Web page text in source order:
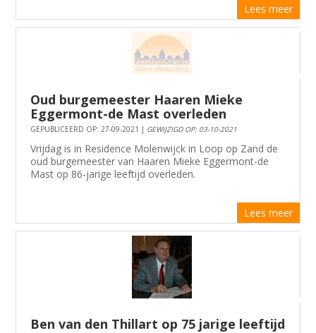
Lees meer
Oud burgemeester Haaren Mieke
Eggermont-de Mast overleden
GEPUBLICEERD OP: 27-09-2021 | GEWIJZIGD OP: 03-10-2021
Vrijdag is in Residence Molenwijck in Loop op Zand de
oud burgemeester van Haaren Mieke Eggermont-de
Mast op 86-jarige leeftijd overleden.
Lees meer
Ben van den Thillart op 75 jarige leeftijd